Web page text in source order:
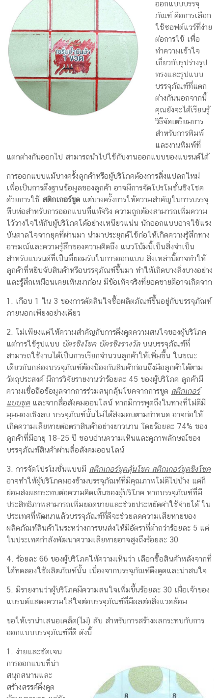
อางค์
รับ
ทำ
กล่อง
ครีม
รับ
กล่อง
อาหาร
โรงงาน
ผลิต
กล่อง
บรรจุ
ภัณฑ์
ออกแบบบรรจุ
ภัณฑ์ คือการเลือก
ใช้ซอฟต์แวร์ที่ง่าย
ต่อการใช้ เพื่อ
ทำความเข้าใจ
เกี่ยวกับรูปร่างรูป
ทรงและรูปแบบ
บรรจุภัณฑ์ที่แตก
ต่างกันนอกจากนี้
คุณยังจะได้เรียนรู้
วิธีจัดเตรียมการ
สำหรับการพิมพ์
และงานพิมพ์ที่
แตกต่างกันออกไป สามารถนำไปใช้กับงานออกแบบของแบรนด์ได้
การออกแบบแม้บางครั้งลูกค้าหรือผู้บริโภคต้องการสิ่งแปลกใหม่
เพื่อเป็นการดึงฐานข้อมูลของลูกค้า อาจมีการจัดโปรโมชั่นชิงโชค
ด้วยการใช้ สติกเกอร์ขูด แต่บางครั้งการให้ความสำคัญในการบรรจุ
หีบห่อสำหรับการออกแบบที่แท้จริง ความถูกต้องสามารถเพิ่มความ
ไว้วางใจให้กับผู้บริโภคได้อย่างเหนียวแน่น นักออกแบบอาจใช้แรง
บันดาลใจจากยุคที่ผ่านมา นำมาประยุกต์ใช้ก่อให้เกิดความรู้สึกทาง
อารมณ์และความรู้สึกของความคิดถึง แนวโน้มนี้เป็นสิ่งจำเป็น
สำหรับแบรนด์ที่เป็นที่ยอมรับในการออกแบบ สิ่งเหล่านี้อาจทำให้
ลูกค้าที่หยิบจับสินค้าหรือบรรจุภัณฑ์ขึ้นมา ทำให้เกิดบางสิ่งบางอย่าง
และรู้สึกเหมือนเคยเห็นมาก่อน มีข้อเท็จจริงที่ยอดขายดีอาจเกิดจาก
1. เกือบ 1 ใน 3 ของการตัดสินใจซื้อผลิตภัณฑ์ขึ้นอยู่กับบรรจุภัณฑ์
ภายนอกเพียงอย่างเดียว
2. ไม่เพียงแต่ให้ความสำคัญกับการดึงดูดความสนใจของผู้บริโภค
แต่การใช้รูปแบบ บัตรชิงโชค บัตรชิงรางวัลบนบรรจุภัณฑ์ที่
สามารถใช้งานได้เป็นการเรียกจำนวนลูกค้าให้เพิ่มขึ้น ในขณะ
เดียวกันกล่องบรรจุภัณฑ์ต้องป้องกันสินค้าก่อนถึงมือลูกค้าได้ตาม
วัตถุประสงค์ มีการวิจัยรายงานว่าร้อยละ 45 ของผู้บริโภค ลูกค้ามี
ความเชื่อถือข้อมูลจากการร่วมสนุกลุ้นโชคจากการขูด สติกเกอร์
แบบขูดและจากสื่อสังคมออนไลน์ หากมีการพูดถึงในทางที่ไม่ดีมี
มุมมองเชิงลบ บรรจุภัณฑ์นั้นไม่ได้ส่งมอบตามกำหนด อาจก่อให้
เกิดความเสียหายต่อตราสินค้าอย่างยาวนาน โดยร้อยละ 74% ของ
ลูกค้าที่มีอายุ 18-25 ปี ชอบอ่านความเห็นและดูภาพลักษณ์ของ
บรรจุภัณฑ์สินค้าผ่านสื่อสังคมออนไลน์
3. การจัดโปรโมชั่นแบบมี สติกเกอร์ขูดลุ้นโชค สติกเกอร์ขูดชิงโชค
อาจทำให้ผู้บริโภคมองข้ามบรรจุภัณฑ์ที่มีคุณภาพไม่ดีไปบ้าง แต่ก็
ย่อมส่งผลกระทบต่อความคิดเห็นของผู้บริโภค หากบรรจุภัณฑ์ที่มี
ประสิทธิภาพสามารถเพิ่มยอดขายและช่วยประหยัดค่าใช้จ่ายได้ ใน
ประเทศที่พัฒนาแล้วบรรจุภัณฑ์ที่ดีจะช่วยลดความเสียหายของ
ผลิตภัณฑ์สินค้าในระหว่างการขนส่งให้มีอัตราที่ต่ำกว่าร้อยละ 5 แต่
ในประเทศกำลังพัฒนาความเสียหายอาจสูงถึงร้อยละ 30
4. ร้อยละ 66 ของผู้บริโภคให้ความเห็นว่า เลือกซื้อสินค้าหลังจากที่
ได้ทดลองใช้ผลิตภัณฑ์นั้น เนื่องจากบรรจุภัณฑ์ดึงดูดและน่าสนใจ
5. มีรายงานว่าผู้บริโภคมีความสนใจเพิ่มขึ้นร้อยละ 30 เมื่อเจ้าของ
แบรนด์แสดงความใส่ใจต่อบรรจุภัณฑ์ที่มีผลต่อสิ่งแวดล้อม
ขอให้เรานำเสนอเคล็ด(ไม่) ลับ สำหรับการสร้างผลกระทบกับการ
ออกแบบบรรจุภัณฑ์ที่ดี ดังนี้
1. ง่ายและชัดเจน
การออกแบบที่น่า
สนุกสนานและ
สร้างสรรค์ดึงดูด